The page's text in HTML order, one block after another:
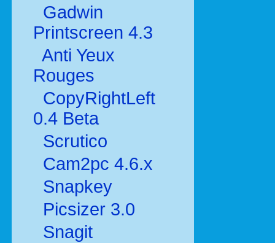
Gadwin
Printscreen 4.3
Anti Yeux
Rouges
CopyRightLeft
0.4 Beta
Scrutico
Cam2pc 4.6.x
Snapkey
Picsizer 3.0
Snagit